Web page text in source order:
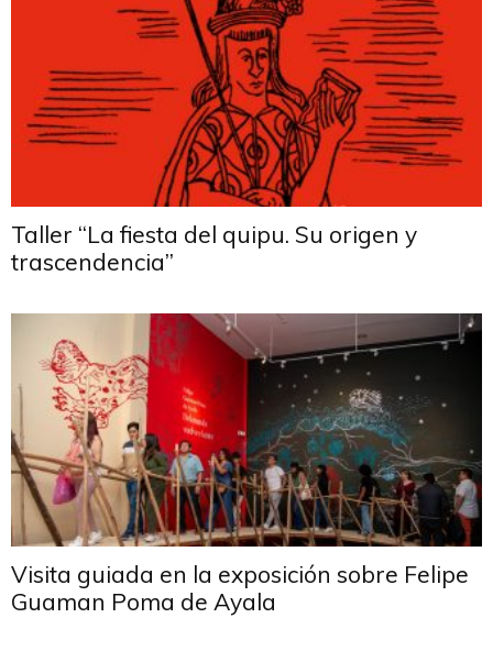
Taller “La fiesta del quipu. Su origen y
trascendencia”
Visita guiada en la exposición sobre Felipe
Guaman Poma de Ayala